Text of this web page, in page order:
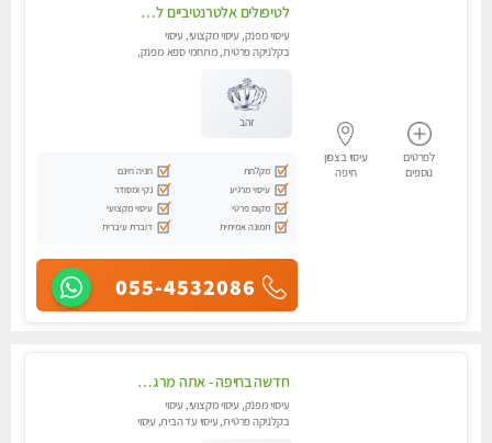
לפרטים
נוספים
עיסוי בצפון
חיפה
לטיפולים אלטרנטיביים לעיסוי מרגיע ומפנק VIP-מומלץ לחלוטין! פרטי! ​​​​​​ Highly recommended-לקביעת תור נא להתקשר ....
עיסוי מפנק, עיסוי מקצועי, עיסוי
בקלניקה פרטית, מתחמי ספא מפנק,
זהב
מקלחת
חניה חינם
עיסוי מרגיע
נקי ומסודר
מקום פרטי
עיסוי מקצועי
תמונה אמיתית
דוברת עיברית
055-4532086
חדשה בחיפה - אתה מרגיש עייף??? זה הזמן להתפנק בעיסוי מקצועי ברמה גבוהה- Highly recommended
עיסוי מפנק, עיסוי מקצועי, עיסוי
בקלניקה פרטית, עיסוי עד הבית, עיסוי